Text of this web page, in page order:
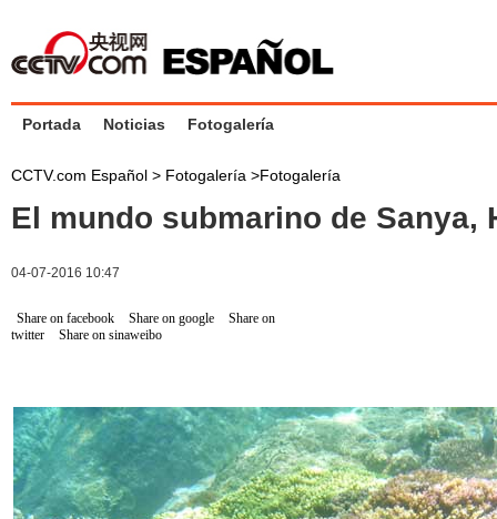
Portada Noticias Fotogalería
CCTV.com Español > Fotogalería >Fotogalería
El mundo submarino de Sanya,
04-07-2016 10:47
Share on facebook Share on google
Share on
twitter
Share on sinaweibo